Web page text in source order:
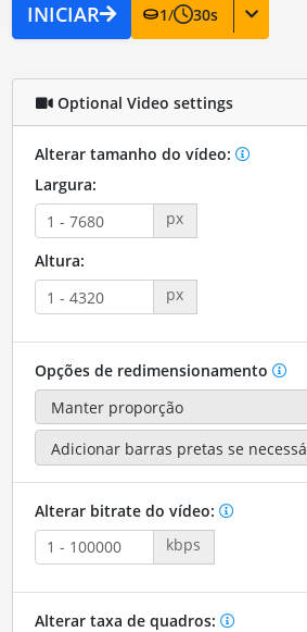
INICIAR 1/ 30s
Optional Video settings
Alterar tamanho do vídeo:
Largura:
px
Altura:
px
Opções de redimensionamento
Alterar bitrate do vídeo:
kbps
Alterar taxa de quadros: